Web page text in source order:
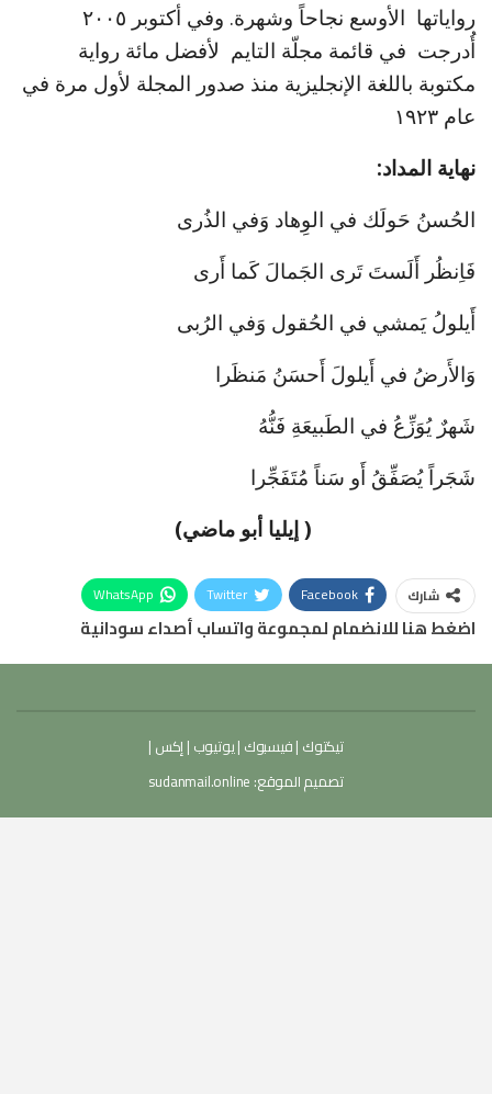
رواياتها الأوسع نجاحاً وشهرة. وفي أكتوبر ٢٠٠٥
أُدرجت في قائمة مجلّة التايم لأفضل مائة رواية
مكتوبة باللغة الإنجليزية منذ صدور المجلة لأول مرة في
عام ١٩٢٣
نهاية المداد:
الحُسنُ حَولَك في الوِهاد وَفي الذُرى
فَاِنظُر أَلَستَ تَرى الجَمالَ كَما أَرى
أَيلولُ يَمشي في الحُقول وَفي الرُبى
وَالأَرضُ في أَيلولَ أَحسَنُ مَنظَرا
شَهرٌ يُوَزِّعُ في الطَبيعَةِ فَنُّهُ
شَجَراً يُصَفِّقُ أَو سَناً مُتَفَجِّرا
( إيليا أبو ماضي)
شارك Facebook
Twitter
WhatsApp
اضغط هنا للانضمام لمجموعة واتساب أصداء سودانية
تيكتوك |فيسبوك |يوتيوب | إكس |
تصميم الموقع: sudanmail.online